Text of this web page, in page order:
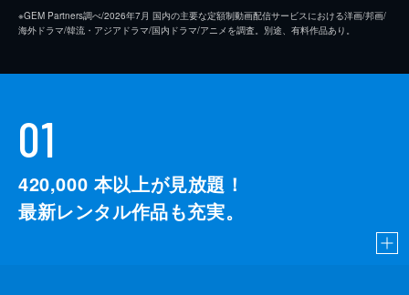
※GEM Partners調べ/2026年7⽉ 国内の主要な定額制動画配信サービスにおける洋画/邦画/
海外ドラマ/韓流・アジアドラマ/国内ドラマ/アニメを調査。別途、有料作品あり。
01
420,000 本以上が見放題！
最新レンタル作品も充実。